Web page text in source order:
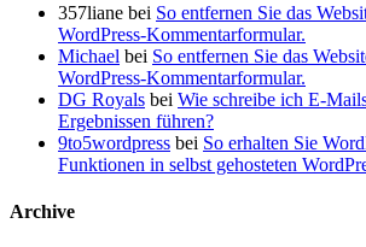
357liane bei So entfernen Sie das
WordPress-Kommentarformular.
Michael bei So entfernen Sie das
WordPress-Kommentarformular.
DG Royals bei Wie schreibe ich E-
Ergebnissen führen?
9to5wordpress bei So erhalten Sie
Funktionen in selbst gehosteten
Archive